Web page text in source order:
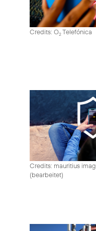
Credits: O2Telefónica
Credits: mauritius
(bearbeitet)